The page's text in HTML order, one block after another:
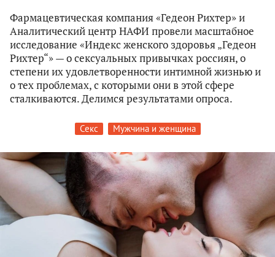
Фармацевтическая компания «Гедеон Рихтер» и
Аналитический центр НАФИ провели масштабное
исследование «Индекс женского здоровья „Гедеон
Рихтер“» — о сексуальных привычках россиян, о
степени их удовлетворенности интимной жизнью и
о тех проблемах, с которыми они в этой сфере
сталкиваются. Делимся результатами опроса.
Секс Мужчина и женщина